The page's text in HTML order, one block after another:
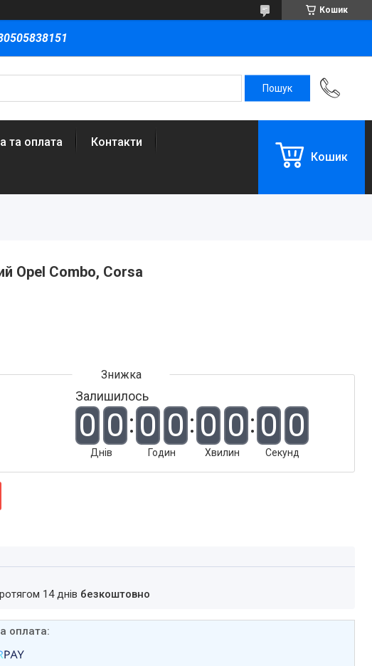
Кошик
та оплата Контакти
Кошик
Opel Combo, Corsa
Залишилось
0 0
Днів
0 0
Годин
0 0
Хвилин
0 0
Секунд
14 днів безкоштовно